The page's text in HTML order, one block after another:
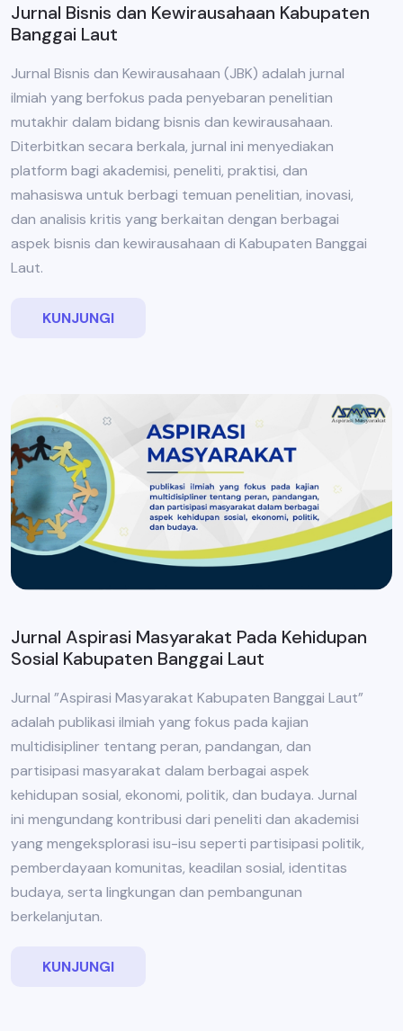
Jurnal Bisnis dan Kewirausahaan Kabupaten
Banggai Laut
Jurnal Bisnis dan Kewirausahaan (JBK) adalah jurnal
ilmiah yang berfokus pada penyebaran penelitian
mutakhir dalam bidang bisnis dan kewirausahaan.
Diterbitkan secara berkala, jurnal ini menyediakan
platform bagi akademisi, peneliti, praktisi, dan
mahasiswa untuk berbagi temuan penelitian, inovasi,
dan analisis kritis yang berkaitan dengan berbagai
aspek bisnis dan kewirausahaan di Kabupaten Banggai
Laut.
KUNJUNGI
Jurnal Aspirasi Masyarakat Pada Kehidupan
Sosial Kabupaten Banggai Laut
Jurnal ”Aspirasi Masyarakat Kabupaten Banggai Laut”
adalah publikasi ilmiah yang fokus pada kajian
multidisipliner tentang peran, pandangan, dan
partisipasi masyarakat dalam berbagai aspek
kehidupan sosial, ekonomi, politik, dan budaya. Jurnal
ini mengundang kontribusi dari peneliti dan akademisi
yang mengeksplorasi isu-isu seperti partisipasi politik,
pemberdayaan komunitas, keadilan sosial, identitas
budaya, serta lingkungan dan pembangunan
berkelanjutan.
KUNJUNGI